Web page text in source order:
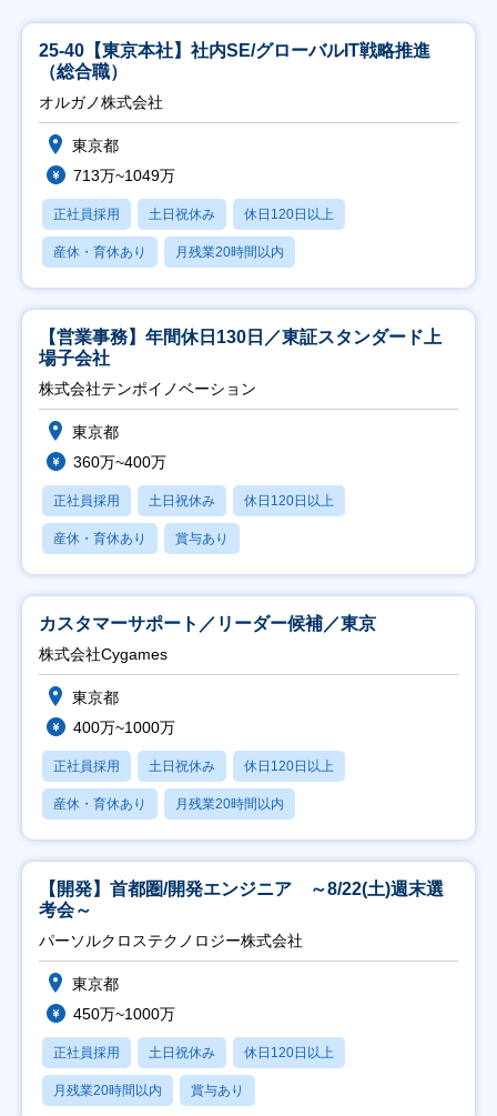
25-40【東京本社】社内SE/グローバルIT戦略推進
（総合職）
オルガノ株式会社
東京都
713万~1049万
正社員採用 土日祝休み 休日120日以上
産休・育休あり 月残業20時間以内
【営業事務】年間休日130日／東証スタンダード上
場子会社
株式会社テンポイノベーション
東京都
360万~400万
正社員採用 土日祝休み 休日120日以上
産休・育休あり 賞与あり
カスタマーサポート／リーダー候補／東京
株式会社Cygames
東京都
400万~1000万
正社員採用 土日祝休み 休日120日以上
産休・育休あり 月残業20時間以内
【開発】首都圏/開発エンジニア ～8/22(土)週末選
考会～
パーソルクロステクノロジー株式会社
東京都
450万~1000万
正社員採用 土日祝休み 休日120日以上
月残業20時間以内 賞与あり